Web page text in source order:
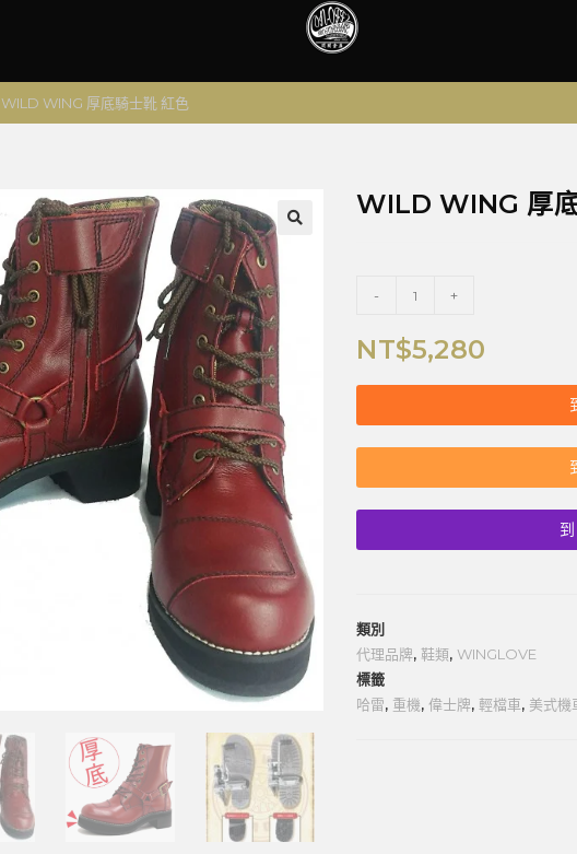
WILD WING 厚底騎士靴 紅色
WILD WING 厚
- +
NT$5,280
類別
代理品牌,鞋類,WINGLOVE
標籤
哈雷, 重機, 偉士牌, 輕檔車, 美式機